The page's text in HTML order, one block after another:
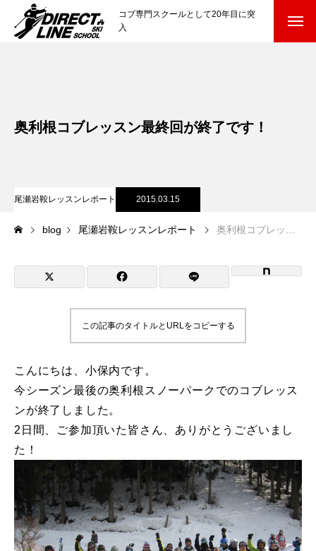
コブ専門スクールとして20年目に突
入
参加までの流れ
参加費のお支払い
各会場の集合場所
スキー場から選ぶ Ski Area
鷲ヶ岳＆高鷲スノーパーク
宮城山形
岩手高原
白馬五竜FA
レッスンテーマから選ぶ Lesson Theme
初級1
奥利根コブレッスン最終回が終了です！
尾瀬岩鞍レッスンレポート 2015.03.15
blog 尾瀬岩鞍レッスンレポート 奥利根コブレッスン最終回が終了です！
この記事のタイトルとURLをコピーする
こんにちは、小保内です。
今シーズン最後の奥利根スノーパークでのコブレッス
ンが終了しました。
2日間、ご参加頂いた皆さん、ありがとうございまし
た！